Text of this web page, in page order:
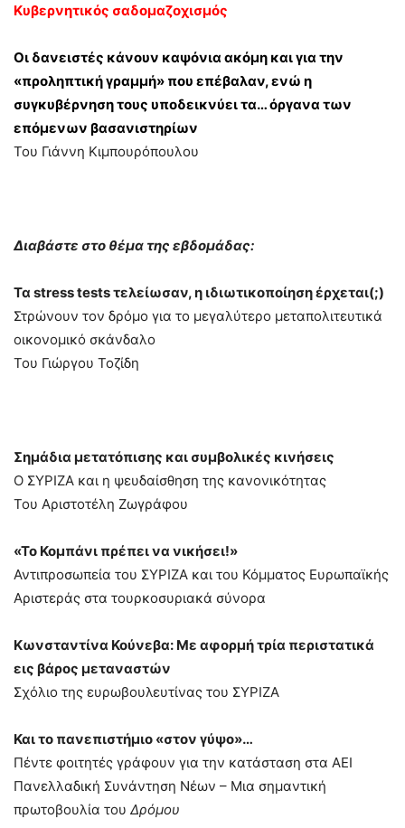
Κυβερνητικός σαδομαζοχισμός
Οι δανειστές κάνουν καψόνια ακόμη και για την
«προληπτική γραμμή» που επέβαλαν, ενώ η
συγκυβέρνηση τους υποδεικνύει τα… όργανα των
επόμενων βασανιστηρίων
Του Γιάννη Κιμπουρόπουλου
Διαβάστε στο θέμα της εβδομάδας:
Τα stress tests τελείωσαν, η ιδιωτικοποίηση έρχεται(;)
Στρώνουν τον δρόμο για το μεγαλύτερο μεταπολιτευτικά
οικονομικό σκάνδαλο
Του Γιώργου Τοζίδη
Σημάδια μετατόπισης και συμβολικές κινήσεις
Ο ΣΥΡΙΖΑ και η ψευδαίσθηση της κανονικότητας
Του Αριστοτέλη Ζωγράφου
«Το Κομπάνι πρέπει να νικήσει!»
Αντιπροσωπεία του ΣΥΡΙΖΑ και του Κόμματος Ευρωπαϊκής
Αριστεράς στα τουρκοσυριακά σύνορα
Κωνσταντίνα Κούνεβα: Με αφορμή τρία περιστατικά
εις βάρος μεταναστών
Σχόλιο της ευρωβουλευτίνας του ΣΥΡΙΖΑ
Και το πανεπιστήμιο «στον γύψο»…
Πέντε φοιτητές γράφουν για την κατάσταση στα ΑΕΙ
Πανελλαδική Συνάντηση Νέων – Μια σημαντική
πρωτοβουλία του Δρόμου